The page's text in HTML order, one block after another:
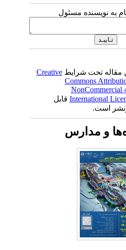
به نویسنده مسئول
مقاله تحت شرایطCreative
Commons
Internationalقابل
است.
و مدارس